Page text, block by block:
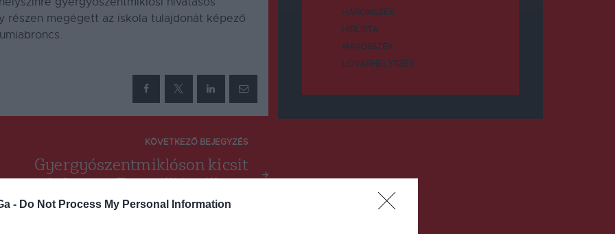
- Do Not Process My Personal Information
részen megégett az iskola tulajdonát képező
KÖVETKEZŐ BEJEGYZÉS
Gyergyószentmiklóson kicsit
nélkülözőkért akció
HÁROMSZÉK
HÍRLISTA
MAROSSZÉK
UDVARHELYSZÉK